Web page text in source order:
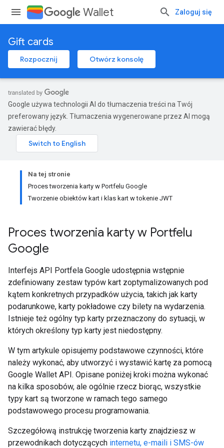
Wallet Zaloguj się
Gift cards
Rozpocznij Otwórz konsolę
Google używa technologii AI do tłumaczenia treści na Twój
preferowany język. Tłumaczenia wygenerowane przez AI mogą
zawierać błędy.
Na tej stronie
Proces tworzenia karty w Portfelu Google
Tworzenie obiektów kart i klas kart w tokenie JWT
Proces tworzenia karty w Portfelu
Google
Interfejs API Portfela Google udostępnia wstępnie
zdefiniowany zestaw typów kart zoptymalizowanych pod
kątem konkretnych przypadków użycia, takich jak karty
podarunkowe, karty pokładowe czy bilety na wydarzenia.
Istnieje też ogólny typ karty przeznaczony do sytuacji, w
których określony typ karty jest niedostępny.
W tym artykule opisujemy podstawowe czynności, które
należy wykonać, aby utworzyć i wystawić kartę za pomocą
Google Wallet API. Opisane poniżej kroki można wykonać
na kilka sposobów, ale ogólnie rzecz biorąc, wszystkie
typy kart są tworzone w ramach tego samego
podstawowego procesu programowania.
Szczegółową instrukcję tworzenia karty znajdziesz w
przewodnikach dotyczących internetu, e-maili i SMS-ów